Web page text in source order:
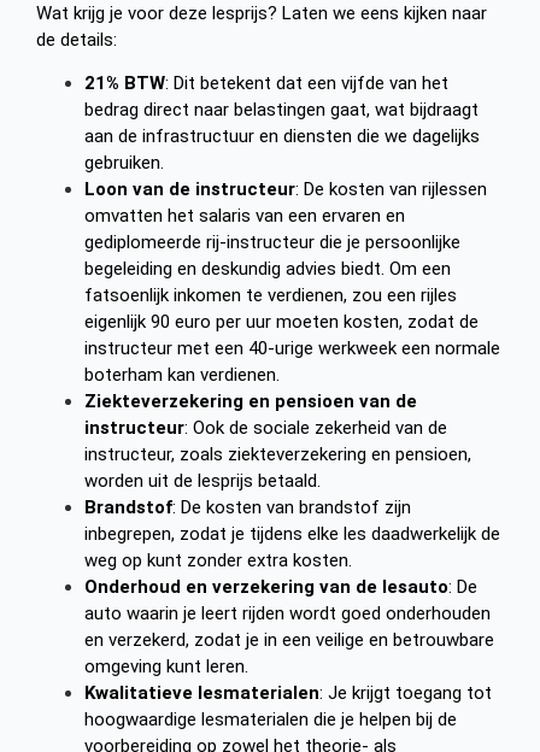
Wat krijg je voor deze lesprijs? Laten we eens kijken naar
de details:
21% BTW: Dit betekent dat een vijfde van het
bedrag direct naar belastingen gaat, wat bijdraagt
aan de infrastructuur en diensten die we dagelijks
gebruiken.
Loon van de instructeur: De kosten van rijlessen
omvatten het salaris van een ervaren en
gediplomeerde rij-instructeur die je persoonlijke
begeleiding en deskundig advies biedt. Om een
fatsoenlijk inkomen te verdienen, zou een rijles
eigenlijk 90 euro per uur moeten kosten, zodat de
instructeur met een 40-urige werkweek een normale
boterham kan verdienen.
Ziekteverzekering en pensioen van de
instructeur: Ook de sociale zekerheid van de
instructeur, zoals ziekteverzekering en pensioen,
worden uit de lesprijs betaald.
Brandstof: De kosten van brandstof zijn
inbegrepen, zodat je tijdens elke les daadwerkelijk de
weg op kunt zonder extra kosten.
Onderhoud en verzekering van de lesauto: De
auto waarin je leert rijden wordt goed onderhouden
en verzekerd, zodat je in een veilige en betrouwbare
omgeving kunt leren.
Kwalitatieve lesmaterialen: Je krijgt toegang tot
hoogwaardige lesmaterialen die je helpen bij de
voorbereiding op zowel het theorie- als